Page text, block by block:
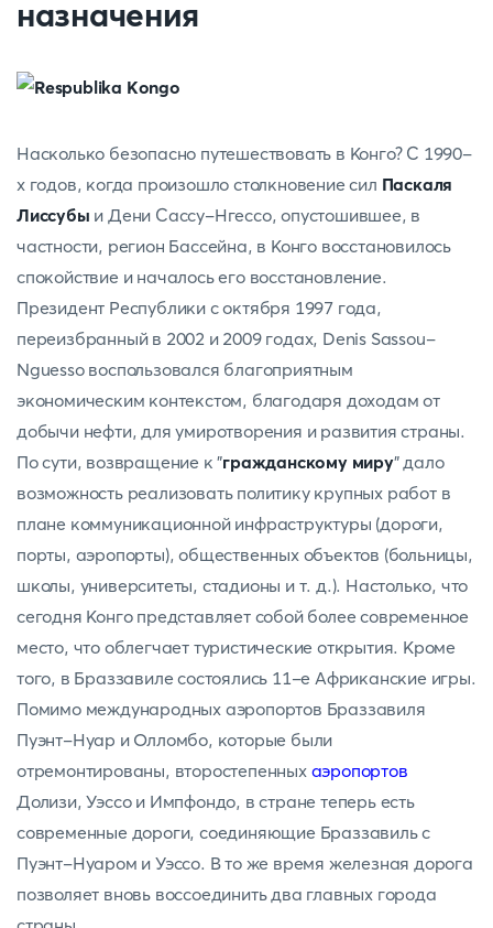
назначения
Насколько безопасно путешествовать в Конго? С 1990-
х годов, когда произошло столкновение сил Паскаля
Лиссубы и Дени Сассу-Нгессо, опустошившее, в
частности, регион Бассейна, в Конго восстановилось
спокойствие и началось его восстановление.
Президент Республики с октября 1997 года,
переизбранный в 2002 и 2009 годах, Denis Sassou-
Nguesso воспользовался благоприятным
экономическим контекстом, благодаря доходам от
добычи нефти, для умиротворения и развития страны.
По сути, возвращение к "гражданскому миру" дало
возможность реализовать политику крупных работ в
плане коммуникационной инфраструктуры (дороги,
порты, аэропорты), общественных объектов (больницы,
школы, университеты, стадионы и т. д.). Настолько, что
сегодня Конго представляет собой более современное
место, что облегчает туристические открытия. Кроме
того, в Браззавиле состоялись 11-е Африканские игры.
Помимо международных аэропортов Браззавиля
Пуэнт-Нуар и Олломбо, которые были
отремонтированы, второстепенных аэропортов
Долизи, Уэссо и Импфондо, в стране теперь есть
современные дороги, соединяющие Браззавиль с
Пуэнт-Нуаром и Уэссо. В то же время железная дорога
позволяет вновь воссоединить два главных города